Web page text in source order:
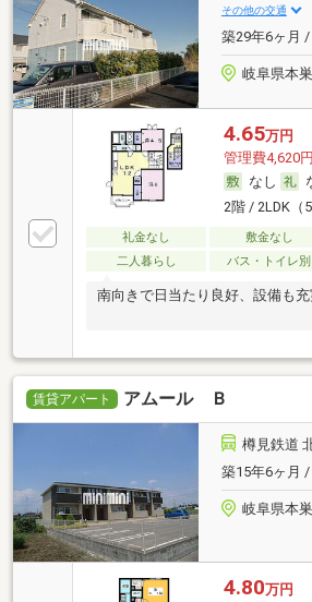
その他の交通
築29年6ヶ月 /
岐阜県本
4.65万円
管理費4,620円
なし
2階 / 2LDK（
礼金なし 敷金なし
二人暮らし
バス・トイレ別
南向きで日当たり良好、設備も充
賃貸アパート アムール Ｂ
樽見鉄道
築15年6ヶ月 /
岐阜県本
4.80万円